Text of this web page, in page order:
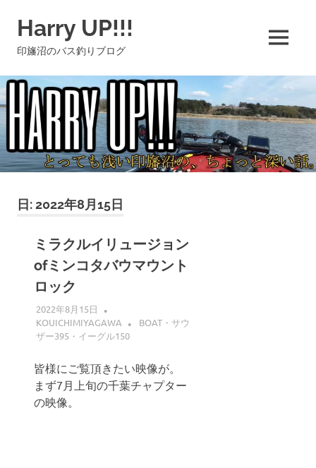
ツ
へ
ス
キ
ッ
プ
Harry UP!!!
印旛沼のバス釣りブログ MENU
日:2022年8月15日
ミラクルイリュージョン
ofミンコタバウマウント
ロック
2022年8月15日
KOUICHIMIYAGAWA
BOAT・サウ
ザー395・イーグル150
皆様にご覧頂きたい映像が。
まず7月上旬の千葉チャプター
の映像。